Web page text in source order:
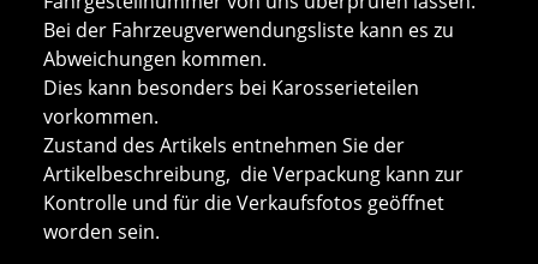
Bei der Fahrzeugverwendungsliste kann es zu
Abweichungen kommen.
Dies kann besonders bei Karosserieteilen
vorkommen.
Zustand des Artikels entnehmen Sie der
Artikelbeschreibung, die Verpackung kann zur
Kontrolle und für die Verkaufsfotos geöffnet
worden sein.